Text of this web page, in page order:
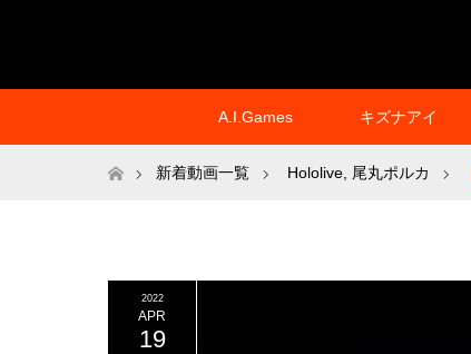
A.I.Games キズナアイ
ホーム新着動画一覧 Hololive 尾丸ポルカ
2022
APR
19